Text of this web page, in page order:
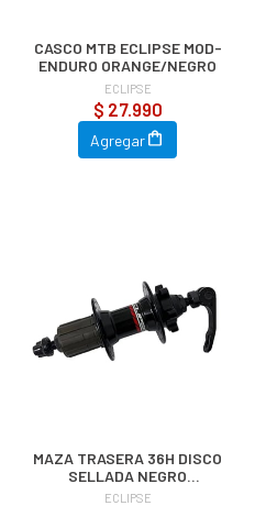
CASCO MTB ECLIPSE MOD-
ENDURO ORANGE/NEGRO
ECLIPSE
$ 27.990
Agregar
MAZA TRASERA 36H DISCO
SELLADA NEGRO
CASSETTE
ECLIPSE